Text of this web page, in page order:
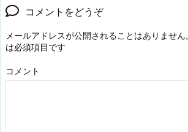
コメントをどうぞ
メールアドレスが公開されることはありません
は必須項目です
コメント